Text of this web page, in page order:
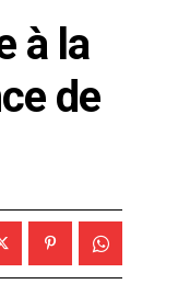
à la
de